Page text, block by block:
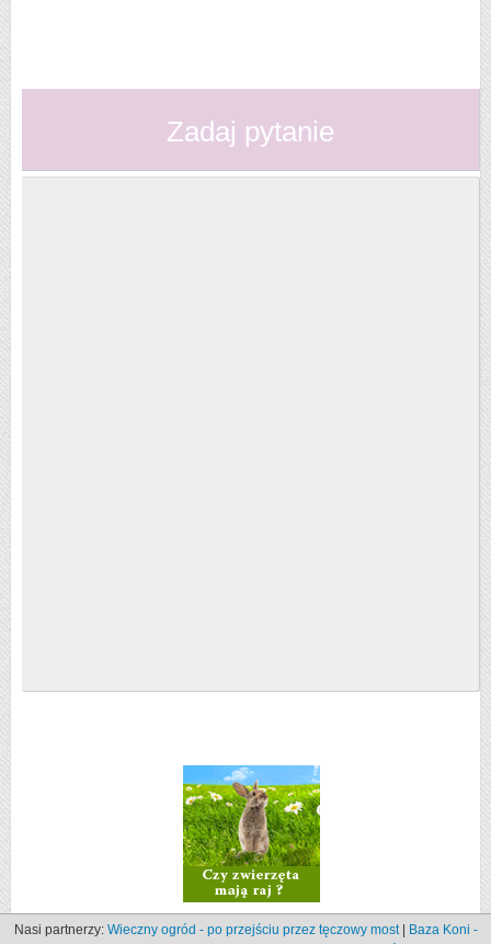
Zadaj pytanie
Nasi partnerzy: Wieczny ogród - po przejściu przez tęczowy most|
Baza Koni -